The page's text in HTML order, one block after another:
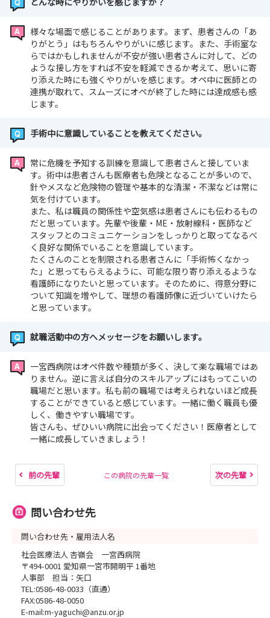
様々な場面で感じることがあります。まず、​患者さんの「あ
りがとう」はもちろんやりがいに感じます。また、手術室な
らではかもしれませんが不安が強い患者さんに対して、どの
ような接し方をすれば不安を軽減できるか考えて、思いに寄
り添えた時にも強くやりがいを感じます。​オペ中に医師との
連携が取れて、スムーズにオペが終了した時には達成感も感
じます。​
手術中に意識していることを教えてください。
常に危機を予知する訓練を意識して患者さんと接していま
す。​術中は患者さんも医療者も危険となることが多いので、
針やメスなど危険物の管理や基本的な清潔・不潔などは常に
気を付けています。
また、私は職員の関係性や空気感は患者さんにも伝わるもの
だと思っています。先輩や後輩・ME・放射線科・医師など
スタッフとのコミュニケーションをしっかりと取ってなるべ
く良好な関係でいることを意識しています。
たくさんのことを制限される患者さんに「手術怖くなかっ
た」と思ってもらえるように、可能な限り寄り添えるような
看護師になりたいと思っています。​そのために、得意分野に
ついて知識を増やして、理想の看護師像に近づいていけたら
と思っています。​
就職活動中の方へメッセージをお願いします。
一宮西病院はオペ件数や種類が多く、決して楽な職場ではあ
りません。逆に言えば自分のスキルアップにはもってこいの
職場だと思います。​私も前の職場では考えられないほど成長
することができていると感じています。一緒に働く職員も優
しく、働きやすい職場です。
皆さんも、ぜひいい病院に出会ってください！医療者として
一緒に成長していきましょう！
前の先輩 この病院の先輩一覧 次の先輩
問い合わせ先
問い合わせ先・雇用法人名
社会医療法人 杏嶺会 一宮西病院
〒494-0001 愛知県一宮市開明平 1番地
人事部 担当：矢口
TEL:0586-48-0033（直通）
FAX:0586-48-0050
E-mail:m-yaguchi@anzu.or.jp